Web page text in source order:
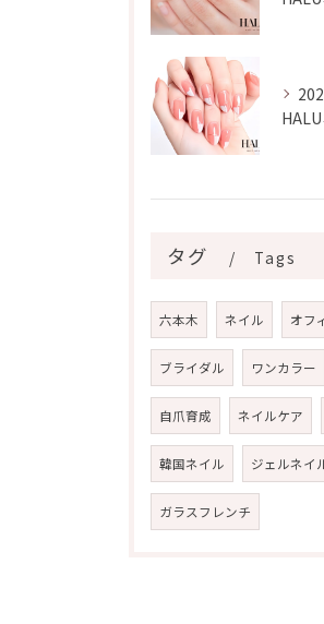
タグ Tags
六本木 ネイル オフ
ブライダル ワンカラー
自爪育成 ネイルケア
韓国ネイル ジェルネイ
ガラスフレンチ